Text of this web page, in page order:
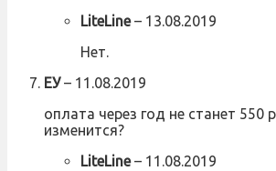
LiteLine– 13.08.2019
Нет.
ЕУ– 11.08.2019
оплата через год не станет 550
изменится?
LiteLine– 11.08.2019